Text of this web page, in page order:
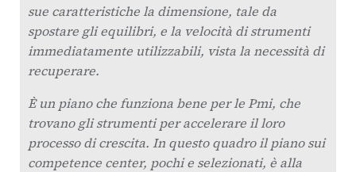
sue caratteristiche la dimensione, tale da
spostare gli equilibri, e la velocità di strumenti
immediatamente utilizzabili, vista la necessità di
recuperare.
È un piano che funziona bene per le Pmi, che
trovano gli strumenti per accelerare il loro
processo di crescita. In questo quadro il piano sui
competence center, pochi e selezionati, è alla